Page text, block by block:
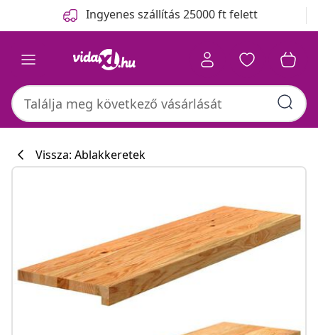
Ingyenes szállítás 25000 ft felett
Vissza: Ablakkeretek